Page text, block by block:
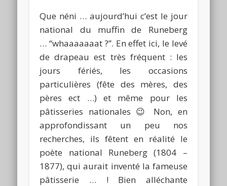
Que néni … aujourd’hui c’est le jour
national du muffin de Runeberg
… “whaaaaaaat ?”. En effet ici, le levé
de drapeau est très fréquent : les
jours fériés, les occasions
particulières (fête des mères, des
pères ect …) et même pour les
pâtisseries nationales 😉 Non, en
approfondissant un peu nos
recherches, ils fêtent en réalité le
poète national Runeberg (1804 –
1877), qui aurait inventé la fameuse
pâtisserie … ! Bien alléchante